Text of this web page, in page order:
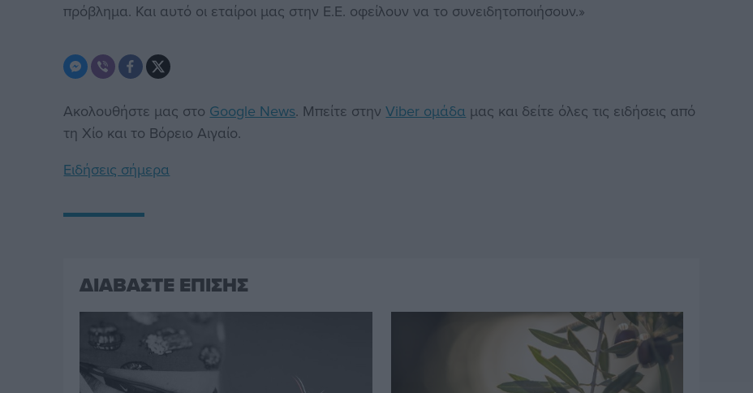
πρόβλημα. Και αυτό οι εταίροι μας στην Ε.Ε. οφείλουν να το συνειδητοποιήσουν.»
Ακολουθήστε μας στο Google News. Μπείτε στηνViber ομάδα μας και δείτε όλες τις ειδήσεις από
τη Χίο και το Βόρειο Αιγαίο.
Ειδήσεις σήμερα
ΔΙΑΒΑΣΤΕ ΕΠΙΣΗΣ